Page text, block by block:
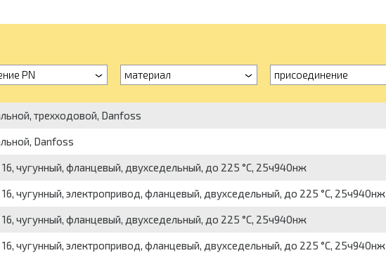
PN материал присоединение
трехходовой, Danfoss
Danfoss
чугунный, фланцевый, двухседельный, до 225 °С, 25ч940нж
чугунный, электропривод, фланцевый, двухседельный, до 225 °С, 25ч940нж
чугунный, фланцевый, двухседельный, до 225 °С, 25ч940нж
чугунный, электропривод, фланцевый, двухседельный, до 225 °С, 25ч940нж